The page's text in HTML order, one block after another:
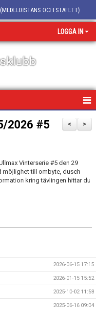
OCH STAFETT)
LOGGA IN
>
<
2026 #5
Vinterserie #5 den 29
möjlighet till ombyte, dusch
kring tävlingen hittar du
2026-06-15 17:15
2026-01-15 15:52
2025-10-02 11:58
2025-06-16 09:04